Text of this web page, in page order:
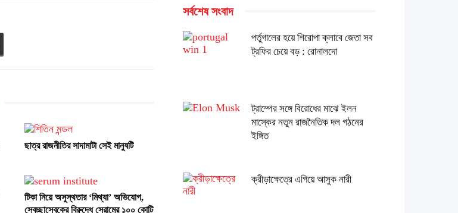
ছাত্র রাজনীতির সাদামাটা সেই মানুষটি
টিকা নিয়ে অসুস্থতার ‘মিথ্যা’ অভিযোগ,
স্বেচ্ছাসেবকের বিরুদ্ধে সেরামের ১০০ কোটি
সর্বশেষ সংবাদ
পর্তুগালের হয়ে শিরোপা ক্লাবে জেতা সব
ট্রফির চেয়ে বড় : রোনালদো
ট্রাম্পের সঙ্গে বিরোধের মাঝে ইলন
মাস্কের নতুন রাজনৈতিক দল গঠনের
ইঙ্গিত
ক্রীড়াক্ষেত্রে এগিয়ে আসুক নারী